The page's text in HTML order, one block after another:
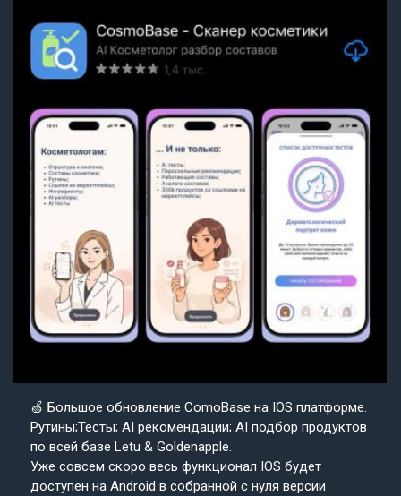
🍏 Большое обновление ComoBase на IOS платформе.
Рутины;Тесты; AI рекомендации; AI подбор продуктов
по всей базе Letu & Goldenapple.
Уже совсем скоро весь функционал IOS будет
доступен на Android в собранной с нуля версии